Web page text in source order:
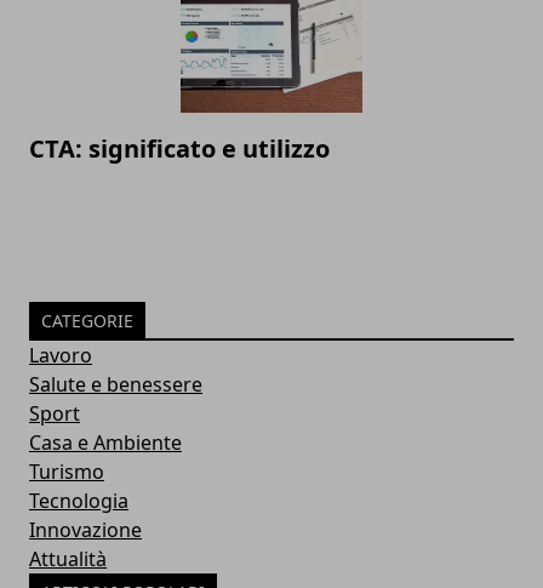
CTA: significato e utilizzo
CATEGORIE
Lavoro
Salute e benessere
Sport
Casa e Ambiente
Turismo
Tecnologia
Innovazione
Attualità